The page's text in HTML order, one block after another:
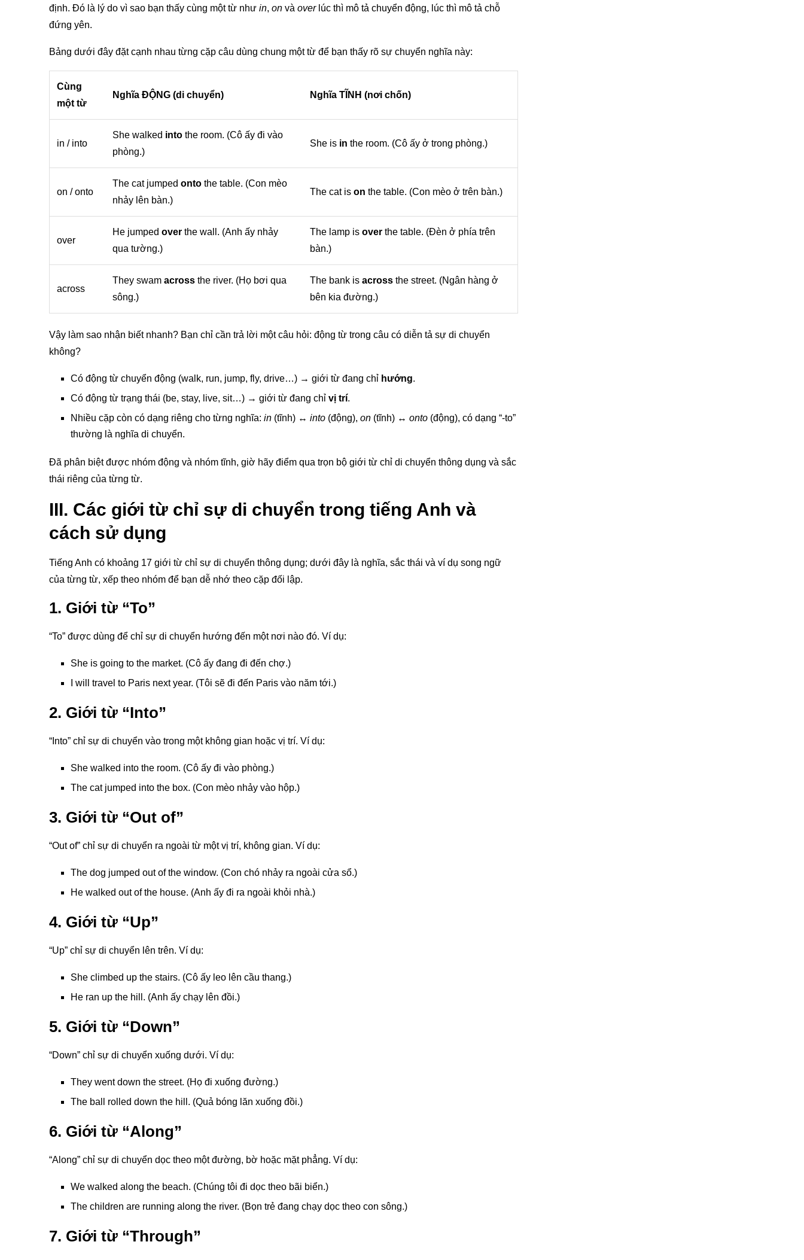
định. Đó là lý do vì sao bạn thấy cùng một từ như in, on và overlúc thì mô tả chuyển động, lúc thì mô tả chỗ
đứng yên.
Bảng dưới đây đặt cạnh nhau từng cặp câu dùng chung một từ để bạn thấy rõ sự chuyển nghĩa này:
Cùng
một từ
Nghĩa ĐỘNG (di chuyển) Nghĩa TĨNH (nơi chốn)
in / into
She walked into the room. (Cô ấy đi vào
phòng.)
She is in the room. (Cô ấy ở trong phòng.)
on / onto
The cat jumped onto the table. (Con mèo
nhảy lên bàn.)
The cat is on the table. (Con mèo ở trên bàn.)
over
He jumped over the wall. (Anh ấy nhảy
qua tường.)
The lamp is over the table. (Đèn ở phía trên
bàn.)
across
They swam across the river. (Họ bơi qua
sông.)
The bank is across the street. (Ngân hàng ở
bên kia đường.)
Vậy làm sao nhận biết nhanh? Bạn chỉ cần trả lời một câu hỏi: động từ trong câu có diễn tả sự di chuyển
không?
Có động từ chuyển động (walk, run, jump, fly, drive…) → giới từ đang chỉ hướng.
Có động từ trạng thái (be, stay, live, sit…) → giới từ đang chỉ vị trí.
Nhiều cặp còn có dạng riêng cho từng nghĩa: in (tĩnh) ↔ into (động), on (tĩnh) ↔ onto (động), có dạng “-to”
thường là nghĩa di chuyển.
Đã phân biệt được nhóm động và nhóm tĩnh, giờ hãy điểm qua trọn bộ giới từ chỉ di chuyển thông dụng và sắc
thái riêng của từng từ.
III. Các giới từ chỉ sự di chuyển trong tiếng Anh và
cách sử dụng
Tiếng Anh có khoảng 17 giới từ chỉ sự di chuyển thông dụng; dưới đây là nghĩa, sắc thái và ví dụ song ngữ
của từng từ, xếp theo nhóm để bạn dễ nhớ theo cặp đối lập.
1. Giới từ “To”
“To” được dùng để chỉ sự di chuyển hướng đến một nơi nào đó. Ví dụ:
She is going to the market. (Cô ấy đang đi đến chợ.)
I will travel to Paris next year. (Tôi sẽ đi đến Paris vào năm tới.)
2. Giới từ “Into”
“Into” chỉ sự di chuyển vào trong một không gian hoặc vị trí. Ví dụ:
She walked into the room. (Cô ấy đi vào phòng.)
The cat jumped into the box. (Con mèo nhảy vào hộp.)
3. Giới từ “Out of”
“Out of” chỉ sự di chuyển ra ngoài từ một vị trí, không gian. Ví dụ:
The dog jumped out of the window. (Con chó nhảy ra ngoài cửa sổ.)
He walked out of the house. (Anh ấy đi ra ngoài khỏi nhà.)
4. Giới từ “Up”
“Up” chỉ sự di chuyển lên trên. Ví dụ:
She climbed up the stairs. (Cô ấy leo lên cầu thang.)
He ran up the hill. (Anh ấy chạy lên đồi.)
5. Giới từ “Down”
“Down” chỉ sự di chuyển xuống dưới. Ví dụ:
They went down the street. (Họ đi xuống đường.)
The ball rolled down the hill. (Quả bóng lăn xuống đồi.)
6. Giới từ “Along”
“Along” chỉ sự di chuyển dọc theo một đường, bờ hoặc mặt phẳng. Ví dụ:
We walked along the beach. (Chúng tôi đi dọc theo bãi biển.)
The children are running along the river. (Bọn trẻ đang chạy dọc theo con sông.)
7. Giới từ “Through”